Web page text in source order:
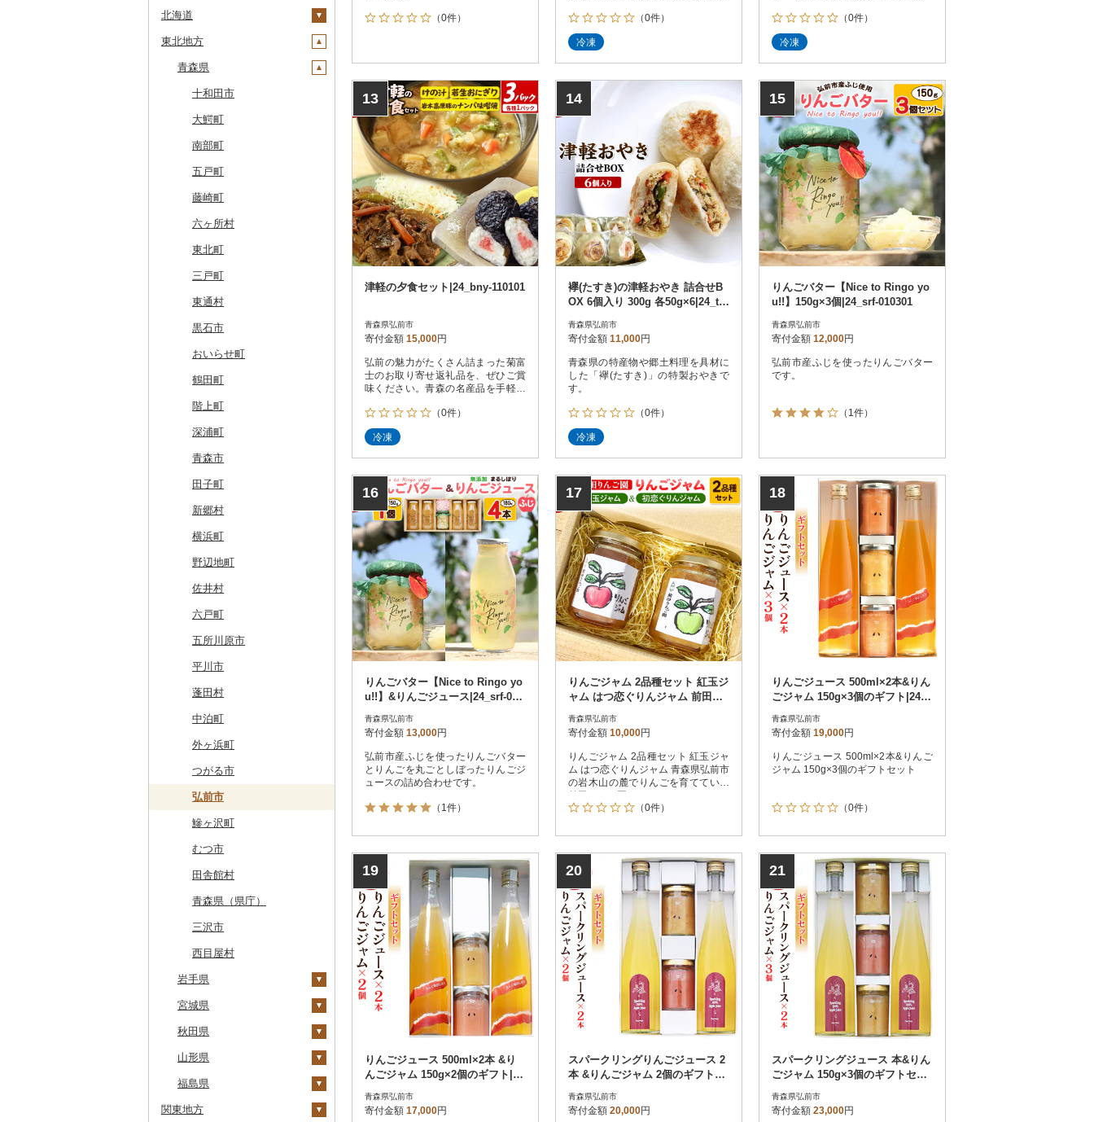
北海道
安平町
八雲町
鹿部町
江差町
白老町
せたな町
旭川市
森町
稚内市
標津町
清里町
北斗市
留萌市
白糠町
釧路町
名寄市
美唄市
厚岸町
南富良野町
上富良野町
和寒町
紋別市
乙部町
根室市
三笠市
東川町
厚真町
奥尻町
網走市
浦河町
広尾町
中札内村
滝川市
比布町
鶴居村
釧路市
苫前町
当別町
占冠村
上士幌町
平取町
七飯町
東北地方
青森県
十和田市
大鰐町
南部町
五戸町
藤崎町
六ヶ所村
東北町
三戸町
東通村
黒石市
おいらせ町
鶴田町
階上町
深浦町
青森市
田子町
新郷村
横浜町
野辺地町
佐井村
六戸町
五所川原市
平川市
蓬田村
中泊町
外ヶ浜町
つがる市
弘前市
鰺ヶ沢町
むつ市
田舎館村
青森県（県庁）
三沢市
西目屋村
岩手県
宮古市
軽米町
岩手町
矢巾町
釜石市
宮城県
柴田町
色麻町
丸森町
大衡村
秋田県
大潟村
横手市
能代市
山形県
村山市
尾花沢市
福島県
天栄村
関東地方
（0件）
手軽に食せるセットです。・けの汁
さいの目に細かく刻んだ野菜や山
菜、豆腐などをだしと一緒に大鍋で
菜のみで、胃に優しく食べやすいの
で朝の食事にぴったりな健康的な料
（0件）
冷凍
昆布」とは、かつて外ヶ浜町から金
木町(現・五所川原市)へ行商に来て
いた商人たちがもたらした、津軽半
のことです。
（0件）
冷凍
13
津軽の夕食セット|24_bny-110101
青森県弘前市
寄付金額 15,000円
弘前の魅力がたくさん詰まった菊富
士のお取り寄せ返礼品を、ぜひご賞
味ください。青森の名産品を手軽に
さいの目に細かく刻んだ野菜や山
菜、豆腐などをだしと一緒に大鍋で
煮込んだ味噌仕立ての汁物で津軽地
で朝の食事にぴったりな健康的な料
理です。
（0件）
冷凍
14
襷(たすき)の津軽おやき 詰合せB
OX 6個入り 300g 各50g×6|24_ts
青森県弘前市
寄付金額 11,000円
青森県の特産物や郷土料理を具材に
した「襷(たすき)」の特製おやきで
す。
（0件）
冷凍
15
りんごバター【Nice to Ringo yo
u!!】150g×3個|24_srf-010301
青森県弘前市
寄付金額 12,000円
弘前市産ふじを使ったりんごバター
です。
（1件）
16
りんごバター【Nice to Ringo yo
u!!】&りんごジュース|24_srf-020
青森県弘前市
寄付金額 13,000円
弘前市産ふじを使ったりんごバター
とりんごを丸ごとしぼったりんごジ
ュースの詰め合わせです。
（1件）
17
りんごジャム 2品種セット 紅玉ジ
ャム はつ恋ぐりんジャム 前田り
青森県弘前市
寄付金額 10,000円
りんごジャム 2品種セット 紅玉ジャ
ム はつ恋ぐりんジャム 青森県弘前市
の岩木山の麓でりんごを育てている
（0件）
18
りんごジュース 500ml×2本&りん
ごジャム 150g×3個のギフト|24_
青森県弘前市
寄付金額 19,000円
りんごジュース 500ml×2本&りんご
ジャム 150g×3個のギフトセット
（0件）
19
りんごジュース 500ml×2本 &り
んごジャム 150g×2個のギフト|24
青森県弘前市
寄付金額 17,000円
20
スパークリングりんごジュース 2
本 &りんごジャム 2個のギフトセ
青森県弘前市
寄付金額 20,000円
21
スパークリングジュース 本&りん
ごジャム 150g×3個のギフトセッ
青森県弘前市
寄付金額 23,000円